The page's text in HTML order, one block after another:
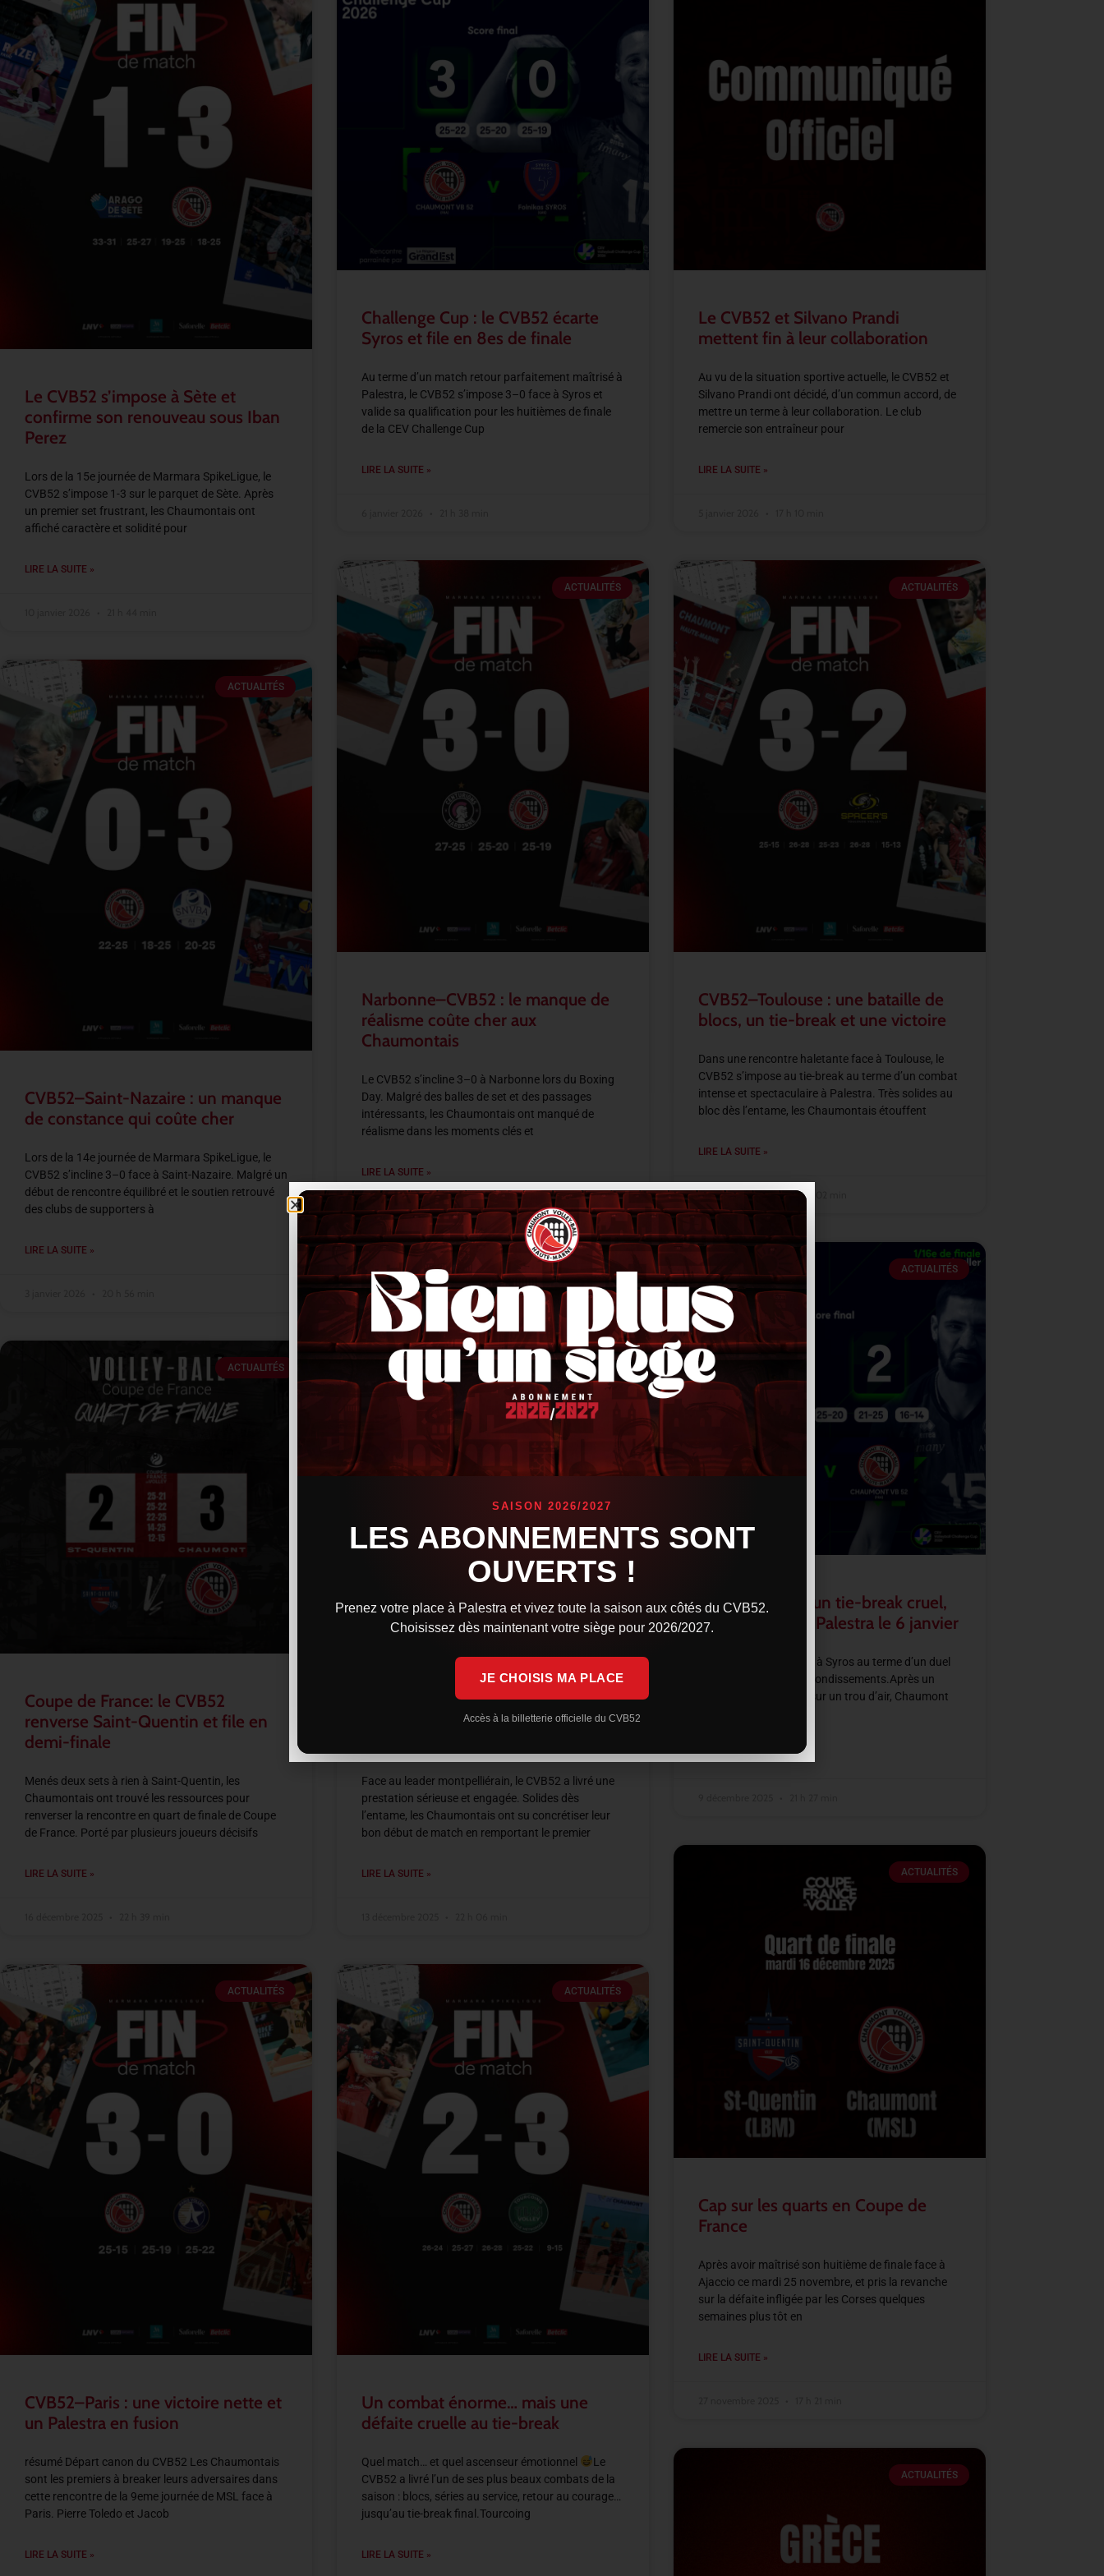
Le CVB52 s’impose à Sète et
confirme son renouveau sous Iban
Perez
Lors de la 15e journée de Marmara SpikeLigue, le
CVB52 s’impose 1-3 sur le parquet de Sète. Après
un premier set frustrant, les Chaumontais ont
affiché caractère et solidité pour
LIRE LA SUITE »
Challenge Cup : le CVB52 écarte
Syros et file en 8es de finale
Au terme d’un match retour parfaitement maîtrisé à
Palestra, le CVB52 s’impose 3–0 face à Syros et
valide sa qualification pour les huitièmes de finale
de la CEV Challenge Cup
LIRE LA SUITE »
Le CVB52 et Silvano Prandi
mettent fin à leur collaboration
Au vu de la situation sportive actuelle, le CVB52 et
Silvano Prandi ont décidé, d’un commun accord, de
mettre un terme à leur collaboration. Le club
remercie son entraîneur pour
LIRE LA SUITE »
ACTUALITÉS
CVB52–Saint-Nazaire : un manque
de constance qui coûte cher
Lors de la 14e journée de Marmara SpikeLigue, le
CVB52 s’incline 3–0 face à Saint-Nazaire. Malgré un
début de rencontre équilibré et le soutien retrouvé
des clubs de supporters à
LIRE LA SUITE »
ACTUALITÉS
Narbonne–CVB52 : le manque de
réalisme coûte cher aux
Chaumontais
Le CVB52 s’incline 3–0 à Narbonne lors du Boxing
Day. Malgré des balles de set et des passages
intéressants, les Chaumontais ont manqué de
réalisme dans les moments clés et
LIRE LA SUITE »
30 décembre 2025 21 h 40 min
ACTUALITÉS
CVB52–Toulouse : une bataille de
blocs, un tie-break et une victoire
Dans une rencontre haletante face à Toulouse, le
CVB52 s’impose au tie-break au terme d’un combat
intense et spectaculaire à Palestra. Très solides au
bloc dès l’entame, les Chaumontais étouffent
LIRE LA SUITE »
20 décembre 2025 22 h 02 min
ACTUALITÉS
Coupe de France: le CVB52
renverse Saint-Quentin et file en
demi-finale
Menés deux sets à rien à Saint-Quentin, les
Chaumontais ont trouvé les ressources pour
renverser la rencontre en quart de finale de Coupe
de France. Porté par plusieurs joueurs décisifs
LIRE LA SUITE »
ACTUALITÉS
Une résistance courageuse, mais
Montpellier trop solide, reste
Face au leader montpelliérain, le CVB52 a livré une
prestation sérieuse et engagée. Solides dès
l’entame, les Chaumontais ont su concrétiser leur
bon début de match en remportant le premier
LIRE LA SUITE »
ACTUALITÉS
Syros–CVB52 : un tie-break cruel,
tout se jouera à Palestra le 6 janvier
Le CVB52 s’incline 3–2 à Syros au terme d’un duel
intense et rempli de rebondissements.Après un
premier set laissé filer sur un trou d’air, Chaumont
LIRE LA SUITE »
ACTUALITÉS
CVB52–Paris : une victoire nette et
un Palestra en fusion
résumé Départ canon du CVB52 Les Chaumontais
sont les premiers à breaker leurs adversaires dans
cette rencontre de la 9eme journée de MSL face à
Paris. Pierre Toledo et Jacob
LIRE LA SUITE »
ACTUALITÉS
Un combat énorme… mais une
défaite cruelle au tie-break
Quel match… et quel ascenseur émotionnel
Le
CVB52 a livré l’un de ses plus beaux combats de la
saison : blocs, séries au service, retour au courage…
jusqu’au tie-break final.Tourcoing
LIRE LA SUITE »
ACTUALITÉS
Cap sur les quarts en Coupe de
France
Après avoir maîtrisé son huitième de finale face à
Ajaccio ce mardi 25 novembre, et pris la revanche
sur la défaite infligée par les Corses quelques
semaines plus tôt en
LIRE LA SUITE »
ACTUALITÉS
SAISON 2026/2027
LES ABONNEMENTS SONT
OUVERTS !
Prenez votre place à Palestra et vivez toute la saison aux côtés du CVB52.
Choisissez dès maintenant votre siège pour 2026/2027.
JE CHOISIS MA PLACE
Accès à la billetterie officielle du CVB52